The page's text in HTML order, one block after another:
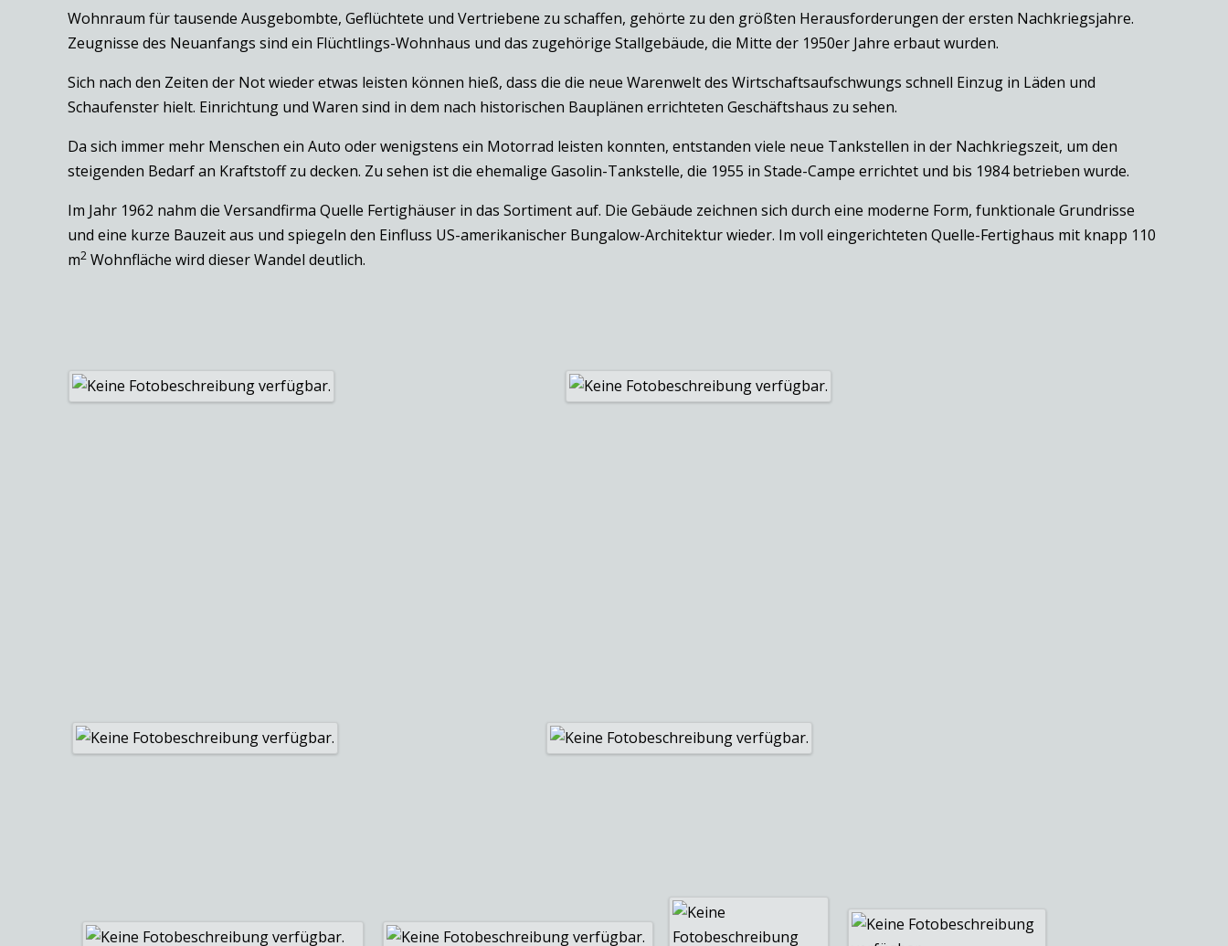
Wohnraum für tausende Ausgebombte, Geflüchtete und Vertriebene zu schaffen, gehörte zu den größten Herausforderungen der ersten Nachkriegsjahre.
Zeugnisse des Neuanfangs sind ein Flüchtlings-Wohnhaus und das zugehörige Stallgebäude, die Mitte der 1950er Jahre erbaut wurden.
Sich nach den Zeiten der Not wieder etwas leisten können hieß, dass die die neue Warenwelt des Wirtschaftsaufschwungs schnell Einzug in Läden und
Schaufenster hielt. Einrichtung und Waren sind in dem nach historischen Bauplänen errichteten Geschäftshaus zu sehen.
Da sich immer mehr Menschen ein Auto oder wenigstens ein Motorrad leisten konnten, entstanden viele neue Tankstellen in der Nachkriegszeit, um den
steigenden Bedarf an Kraftstoff zu decken. Zu sehen ist die ehemalige Gasolin-Tankstelle, die 1955 in Stade-Campe errichtet und bis 1984 betrieben wurde.
Im Jahr 1962 nahm die Versandfirma Quelle Fertighäuser in das Sortiment auf. Die Gebäude zeichnen sich durch eine moderne Form, funktionale Grundrisse
und eine kurze Bauzeit aus und spiegeln den Einfluss US-amerikanischer Bungalow-Architektur wieder. Im voll eingerichteten Quelle-Fertighaus mit knapp 110
m2 Wohnfläche wird dieser Wandel deutlich.